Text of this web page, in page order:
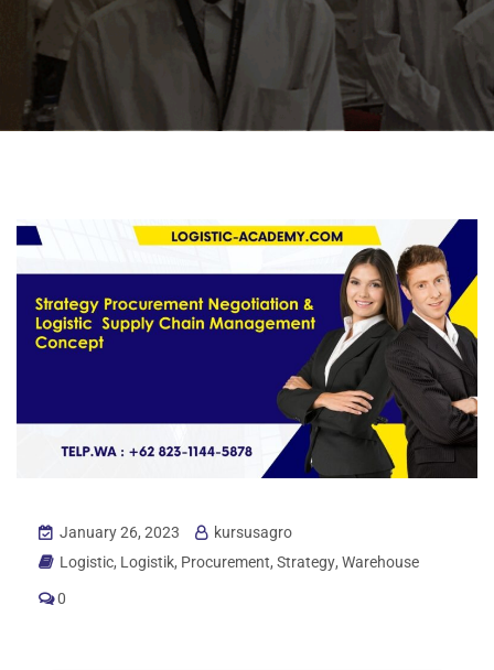
January 26, 2023
kursusagro
Logistic, Logistik, Procurement, Strategy, Warehouse
0